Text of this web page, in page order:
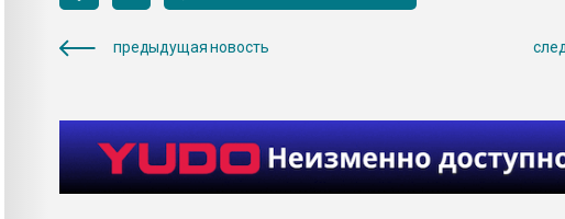
предыдущая новость